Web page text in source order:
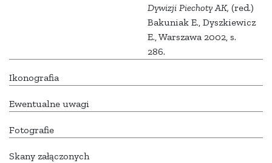
Dywizji Piechoty AK, (red.)
Bakuniak E., Dyszkiewicz
E., Warszawa 2002, s.
286.
Ikonografia
Ewentualne uwagi
Fotografie
Skany załączonych